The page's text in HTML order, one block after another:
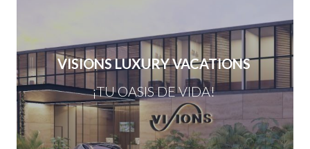
VISIONS LUXURY VACATIONS
¡TU OASIS DE VIDA!